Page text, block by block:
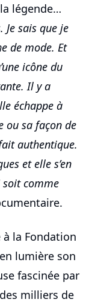
légende…
Je sais que je
de mode. Et
icône du
Il y a
échappe à
ou sa façon de
authentique.
et elle s’en
soit comme
à la Fondation
lumière son
fascinée par
milliers de